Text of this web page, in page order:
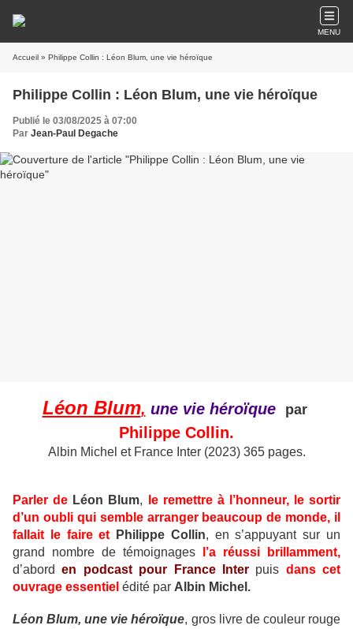
MENU
Accueil » Philippe Collin : Léon Blum, une vie héroïque
Philippe Collin : Léon Blum, une vie héroïque
Publié le 03/08/2025 à 07:00
Par Jean-Paul Degache
Léon Blum, une vie héroïque par
Philippe Collin.
Albin Michel et France Inter (2023) 365 pages.
Parler de Léon Blum,
le remettre à l’honneur, le sortir
d’un oubli qui semble arranger beaucoup de monde, il
fallait le faire et
Philippe Collin, en s’appuyant sur un
grand nombre de témoignages
l’a réussi brillamment,
d’aborden podcast pour France Interpuis dans cet
ouvrage essentiel édité par Albin Michel.
Léon Blum, une vie héroïque, gros livre de couleur rouge